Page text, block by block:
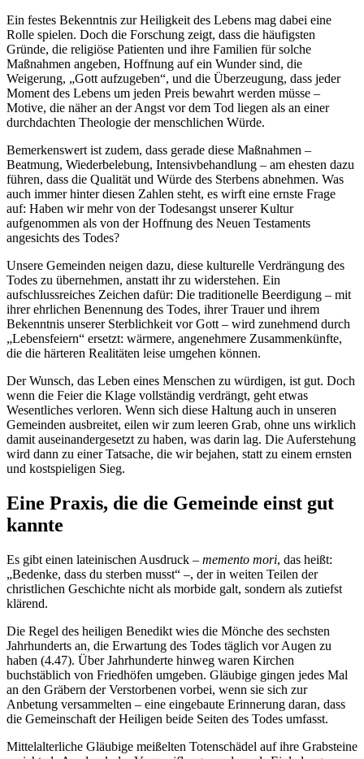
Ein festes Bekenntnis zur Heiligkeit des Lebens mag dabei eine
Rolle spielen. Doch die Forschung zeigt, dass die häufigsten
Gründe, die religiöse Patienten und ihre Familien für solche
Maßnahmen angeben, Hoffnung auf ein Wunder sind, die
Weigerung, „Gott aufzugeben“, und die Überzeugung, dass jeder
Moment des Lebens um jeden Preis bewahrt werden müsse –
Motive, die näher an der Angst vor dem Tod liegen als an einer
durchdachten Theologie der menschlichen Würde.
Bemerkenswert ist zudem, dass gerade diese Maßnahmen –
Beatmung, Wiederbelebung, Intensivbehandlung – am ehesten dazu
führen, dass die Qualität und Würde des Sterbens abnehmen. Was
auch immer hinter diesen Zahlen steht, es wirft eine ernste Frage
auf: Haben wir mehr von der Todesangst unserer Kultur
aufgenommen als von der Hoffnung des Neuen Testaments
angesichts des Todes?
Unsere Gemeinden neigen dazu, diese kulturelle Verdrängung des
Todes zu übernehmen, anstatt ihr zu widerstehen. Ein
aufschlussreiches Zeichen dafür: Die traditionelle Beerdigung – mit
ihrer ehrlichen Benennung des Todes, ihrer Trauer und ihrem
Bekenntnis unserer Sterblichkeit vor Gott – wird zunehmend durch
„Lebensfeiern“ ersetzt: wärmere, angenehmere Zusammenkünfte,
die die härteren Realitäten leise umgehen können.
Der Wunsch, das Leben eines Menschen zu würdigen, ist gut. Doch
wenn die Feier die Klage vollständig verdrängt, geht etwas
Wesentliches verloren. Wenn sich diese Haltung auch in unseren
Gemeinden ausbreitet, eilen wir zum leeren Grab, ohne uns wirklich
damit auseinandergesetzt zu haben, was darin lag. Die Auferstehung
wird dann zu einer Tatsache, die wir bejahen, statt zu einem ernsten
und kostspieligen Sieg.
Eine Praxis, die die Gemeinde einst gut
kannte
Es gibt einen lateinischen Ausdruck – memento mori, das heißt:
„Bedenke, dass du sterben musst“ –, der in weiten Teilen der
christlichen Geschichte nicht als morbide galt, sondern als zutiefst
klärend.
Die Regel des heiligen Benedikt wies die Mönche des sechsten
Jahrhunderts an, die Erwartung des Todes täglich vor Augen zu
haben (4.47). Über Jahrhunderte hinweg waren Kirchen
buchstäblich von Friedhöfen umgeben. Gläubige gingen jedes Mal
an den Gräbern der Verstorbenen vorbei, wenn sie sich zur
Anbetung versammelten – eine eingebaute Erinnerung daran, dass
die Gemeinschaft der Heiligen beide Seiten des Todes umfasst.
Mittelalterliche Gläubige meißelten Totenschädel auf ihre Grabsteine